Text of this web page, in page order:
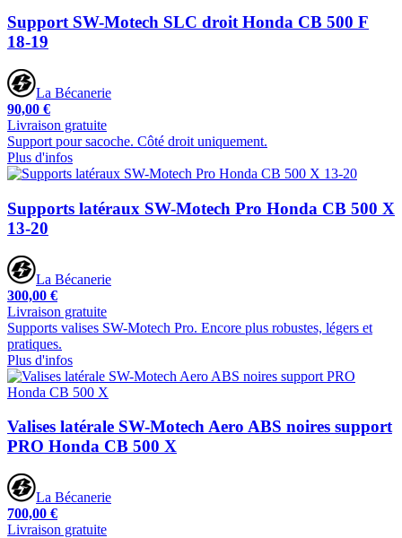
Support SW-Motech SLC droit Honda CB 500 F
18-19
La Bécanerie
90,00 €
Livraison gratuite
Support pour sacoche. Côté droit uniquement.
Plus d'infos
Supports latéraux SW-Motech Pro Honda CB 500 X
13-20
La Bécanerie
300,00 €
Livraison gratuite
Supports valises SW-Motech Pro. Encore plus robustes, légers et
pratiques.
Plus d'infos
Valises latérale SW-Motech Aero ABS noires support
PRO Honda CB 500 X
La Bécanerie
700,00 €
Livraison gratuite